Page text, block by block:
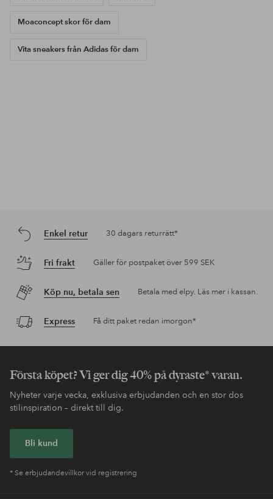
Moaconcept skor för dam
Vita sneakers från Adidas för dam
Enkel retur 30 dagars returrätt*
Fri frakt Gäller för postpaket över 599 SEK
Köp nu, betala sen Betala med elpy. Läs mer i kassan.
Express Få ditt paket redan imorgon*
Första köpet? Vi ger dig 40% på dyraste* varan.
Nyheter varje vecka, exklusiva erbjudanden och en stor dos
stilinspiration – direkt till dig.
Bli kund
* Se erbjudandevillkor vid registrering